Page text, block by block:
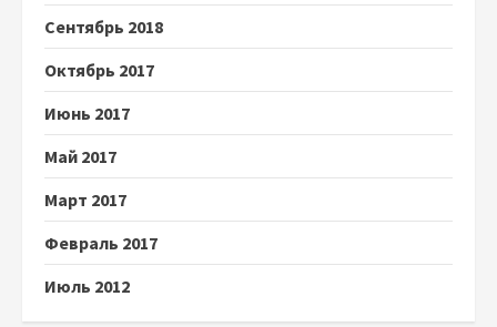
Сентябрь 2018
Октябрь 2017
Июнь 2017
Май 2017
Март 2017
Февраль 2017
Июль 2012